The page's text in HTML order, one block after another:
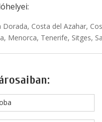
Costa del Azahar,
Menorca, Tenerife, Sitges,